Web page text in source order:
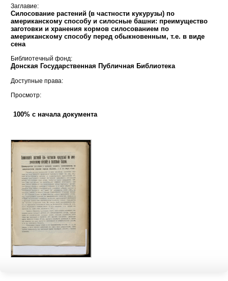
Заглавие:
Силосование растений (в частности кукурузы) по
американскому способу и силосные башни: преимущество
заготовки и хранения кормов силосованием по
американскому способу перед обыкновенным, т.е. в виде
сена
Библиотечный фонд:
Донская Государственная Публичная Библиотека
Доступные права:
Просмотр:
100% с начала документа